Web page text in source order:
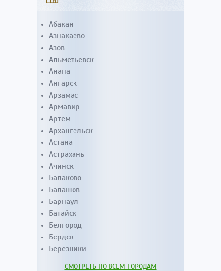
Абакан
Азнакаево
Азов
Альметьевск
Анапа
Ангарск
Арзамас
Армавир
Артем
Архангельск
Астана
Астрахань
Ачинск
Балаково
Балашов
Барнаул
Батайск
Белгород
Бердск
Березники
СМОТРЕТЬ ПО ВСЕМ ГОРОДАМ